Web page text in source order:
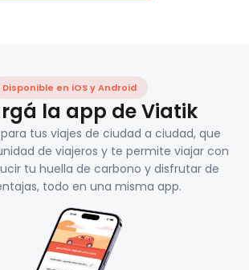
Disponible en iOS y Android
la app de Viatik
tus viajes de ciudad a ciudad, que
de viajeros y te permite viajar con
tu huella de carbono y disfrutar de
todo en una misma app.